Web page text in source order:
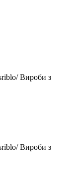
Вироби з
Вироби з